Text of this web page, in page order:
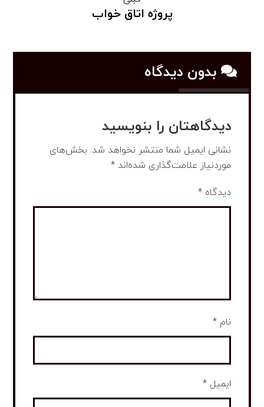
پروژه اتاق خواب
بدون دیدگاه
دیدگاهتان را بنویسید
نشانی ایمیل شما منتشر نخواهد شد. بخش‌های
موردنیاز علامت‌گذاری شده‌اند*
دیدگاه*
نام*
ایمیل*